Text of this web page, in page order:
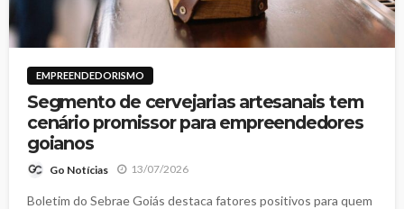
EMPREENDEDORISMO
Segmento de cervejarias artesanais tem
cenário promissor para empreendedores
goianos
Go Notícias 13/07/2026
Boletim do Sebrae Goiás destaca fatores positivos para quem